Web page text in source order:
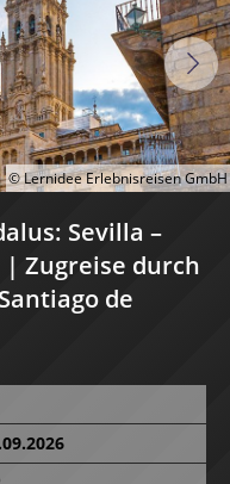
Sevilla –
| Zugreise durch
de
© Lernidee Erlebnisreisen GmbH